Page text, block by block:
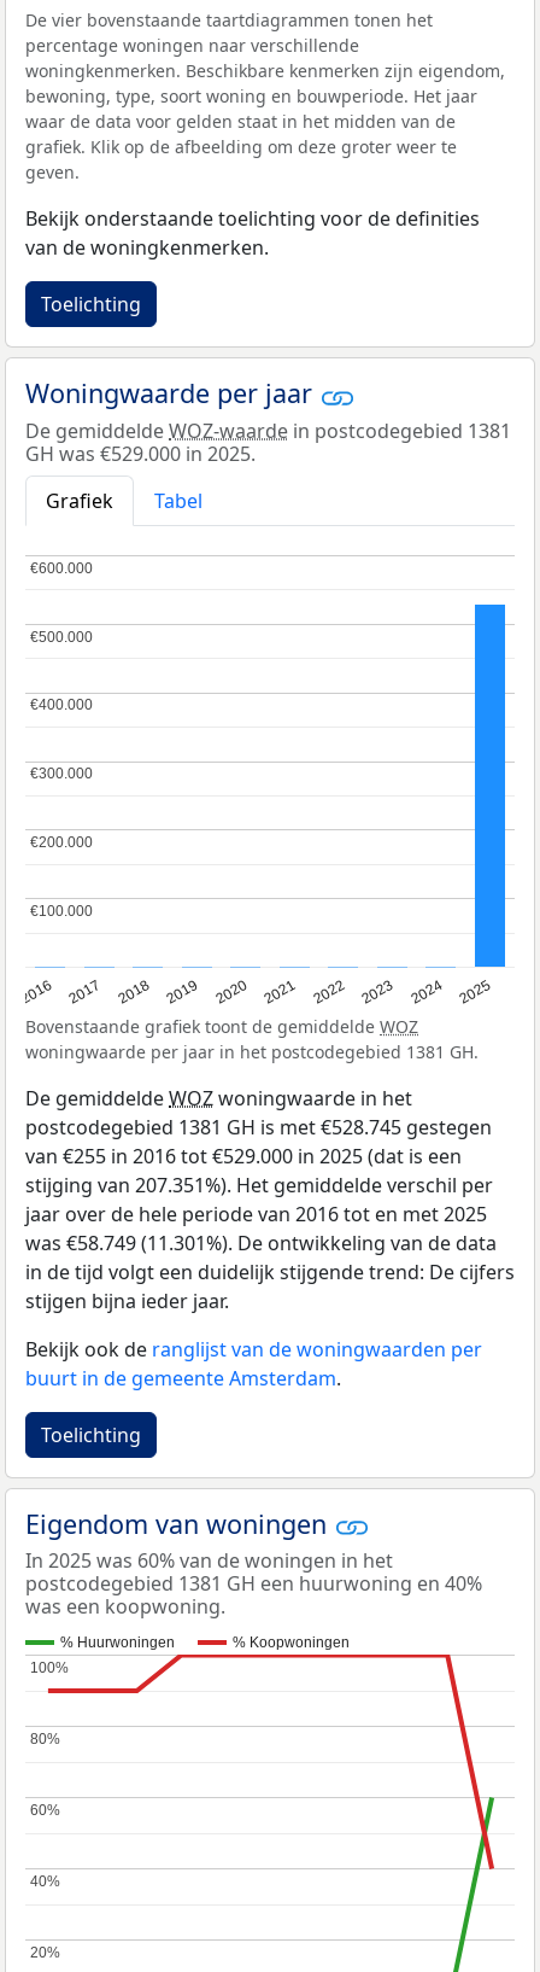
De vier bovenstaande taartdiagrammen tonen het
percentage woningen naar verschillende
woningkenmerken. Beschikbare kenmerken zijn eigendom,
bewoning, type, soort woning en bouwperiode. Het jaar
waar de data voor gelden staat in het midden van de
grafiek. Klik op de afbeelding om deze groter weer te
geven.
Bekijk onderstaande toelichting voor de definities
van de woningkenmerken.
Toelichting
Woningwaarde per jaar
De gemiddeldeWOZ-waarde in postcodegebied 1381
GH was €529.000 in 2025.
Grafiek
Tabel
2016 2017 2018 2019 2020 2021 2022 2023 2024 2025
€100.000
€100.000
€200.000
€200.000
€300.000
€300.000
€400.000
€400.000
€500.000
€500.000
€600.000
€600.000
Bovenstaande grafiek toont de gemiddelde WOZ
woningwaarde per jaar in het postcodegebied 1381 GH.
De gemiddeldeWOZwoningwaarde in het
postcodegebied 1381 GH is met €528.745 gestegen
van €255 in 2016 tot €529.000 in 2025 (dat is een
stijging van 207.351%). Het gemiddelde verschil per
jaar over de hele periode van 2016 tot en met 2025
was €58.749 (11.301%). De ontwikkeling van de data
in de tijd volgt een duidelijk stijgende trend: De cijfers
stijgen bijna ieder jaar.
Bekijk ook de ranglijst van de woningwaarden per
buurt in de gemeente Amsterdam.
Toelichting
Eigendom van woningen
In 2025 was 60% van de woningen in het
postcodegebied 1381 GH een huurwoning en 40%
was een koopwoning.
% Huurwoningen % Koopwoningen
20%
20%
40%
40%
60%
60%
80%
80%
100%
100%